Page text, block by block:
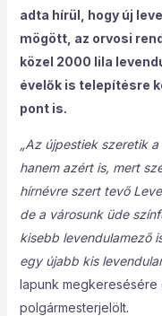
adta hírül, hogy új
mögött, az orvosi
közel 2000 lila
évelők is telepítésre
pont is.
„Az újpestiek szeretik
hanem azért is, mert
hírnévre szert tevő
de a városunk üde
kisebb levendulamező
egy újabb kis
lapunk megkeresésére
polgármesterjelölt.